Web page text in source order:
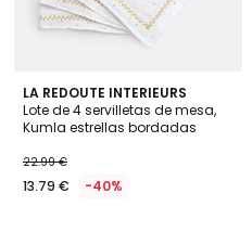
LA REDOUTE INTERIEURS
Lote de 4 servilletas de mesa,
Kumla estrellas bordadas
22.99 €
13.79 € -40%
4,8
/ 5